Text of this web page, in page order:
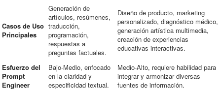
Casos de Uso
Principales
Generación de
artículos, resúmenes,
traducción,
programación,
respuestas a
preguntas factuales.
Diseño de producto, marketing
personalizado, diagnóstico médico,
generación artística multimedia,
creación de experiencias
educativas interactivas.
Esfuerzo del
Prompt
Engineer
Bajo-Medio, enfocado
en la claridad y
especificidad textual.
Medio-Alto, requiere habilidad para
integrar y armonizar diversas
fuentes de información.